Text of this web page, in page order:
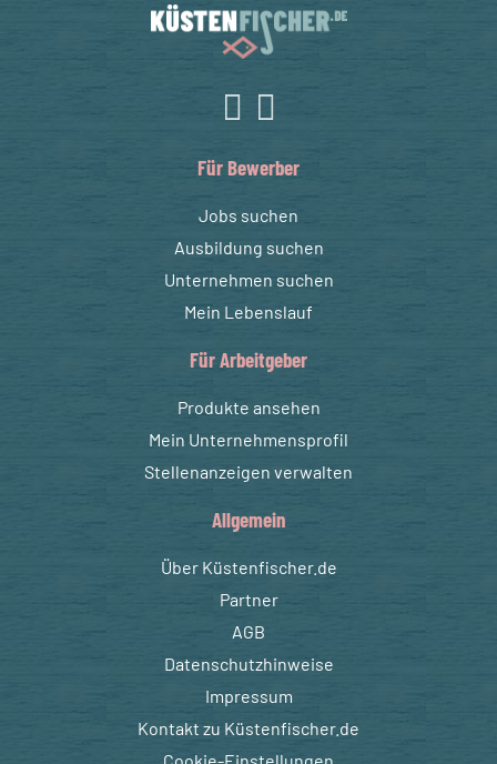
Für Bewerber
Jobs suchen
Ausbildung suchen
Unternehmen suchen
Mein Lebenslauf
Für Arbeitgeber
Produkte ansehen
Mein Unternehmensprofil
Stellenanzeigen verwalten
Allgemein
Über Küstenfischer.de
Partner
AGB
Datenschutzhinweise
Impressum
Kontakt zu Küstenfischer.de